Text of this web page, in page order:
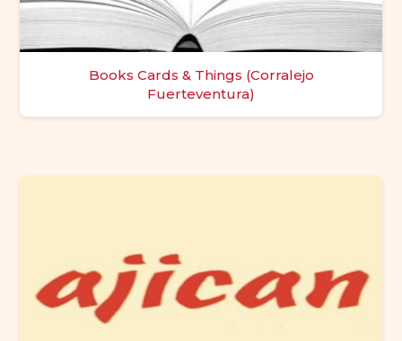
Books Cards & Things (Corralejo
Fuerteventura)